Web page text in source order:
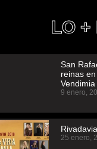
LO +
San
reinas
Vendimia
9 enero,
25 enero,